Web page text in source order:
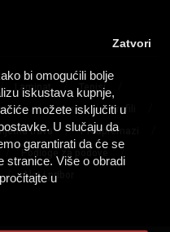
bi omogućili bolje
iskustava kupnje,
možete isključiti u
U slučaju da
garantirati da će se
stranice. Više o obradi
u
Zatvori
/ Laminat / Tepisi
/ Lajsne / Profili
trava / Predpremazi
/ Podloge za podove /
/ Alat i pribor